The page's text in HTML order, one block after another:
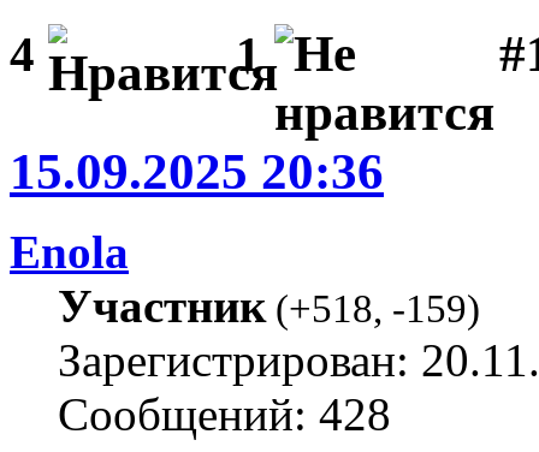
4 1
15.09.2025 20:36
Enola
Участник(+518, -159)
Зарегистрирован:
Сообщений: 428